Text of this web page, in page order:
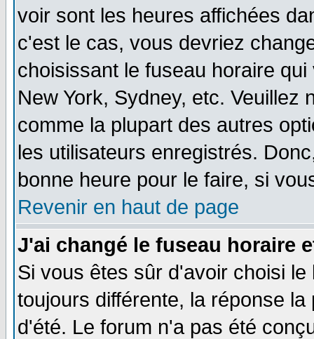
voir sont les heures affichées
c'est le cas, vous devriez
choisissant le fuseau horaire
New York, Sydney, etc. Veuillez
comme la plupart des autres
les utilisateurs enregistrés.
bonne heure pour le faire, si
Revenir en haut de page
J'ai changé le fuseau horaire
Si vous êtes sûr d'avoir choisi
toujours différente, la réponse
d'été. Le forum n'a pas été